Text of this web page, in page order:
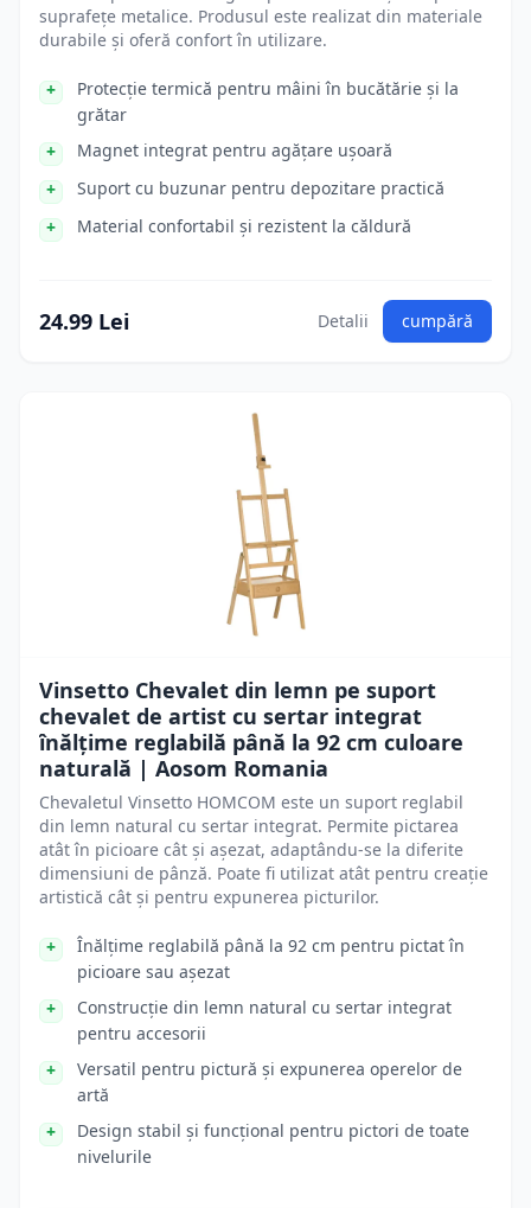
suprafețe metalice. Produsul este realizat din materiale
durabile și oferă confort în utilizare.
Protecție termică pentru mâini în bucătărie și la
grătar
Magnet integrat pentru agățare ușoară
Suport cu buzunar pentru depozitare practică
Material confortabil și rezistent la căldură
24.99 Lei Detalii cumpără
Vinsetto Chevalet din lemn pe suport
chevalet de artist cu sertar integrat
înălțime reglabilă până la 92 cm culoare
naturală | Aosom Romania
Chevaletul Vinsetto HOMCOM este un suport reglabil
din lemn natural cu sertar integrat. Permite pictarea
atât în picioare cât și așezat, adaptându-se la diferite
dimensiuni de pânză. Poate fi utilizat atât pentru creație
artistică cât și pentru expunerea picturilor.
Înălțime reglabilă până la 92 cm pentru pictat în
picioare sau așezat
Construcție din lemn natural cu sertar integrat
pentru accesorii
Versatil pentru pictură și expunerea operelor de
artă
Design stabil și funcțional pentru pictori de toate
nivelurile